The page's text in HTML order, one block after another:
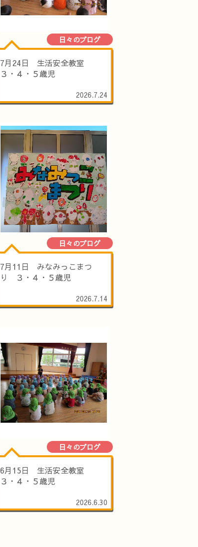
日々のブログ
7月24日 生活安全教室
３・４・５歳児
2026.7.24
日々のブログ
7月11日 みなみっこまつ
り ３・４・５歳児
2026.7.14
日々のブログ
6月15日 生活安全教室
３・４・５歳児
2026.6.30